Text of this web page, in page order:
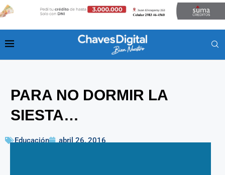
PARA NO DORMIR LA
SIESTA…
Educación abril 26, 2016